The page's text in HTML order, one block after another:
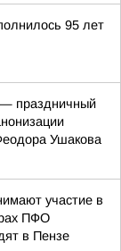
95 лет
праздничный
Ушакова
участие в
ПФО
в Пензе